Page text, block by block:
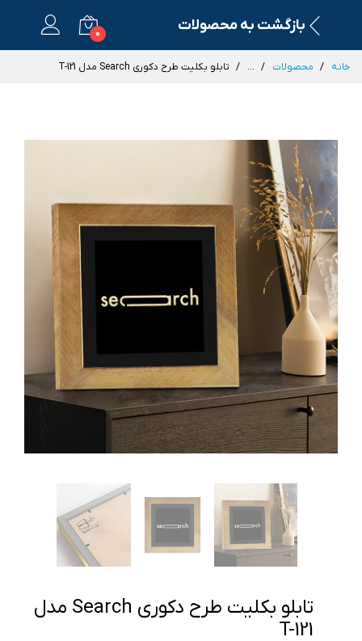
بازگشت به محصولات 0
خانه محصولات ... تابلو بکلیت طرح دکوری Search مدل T-121
تابلو بکلیت طرح دکوری Search مدل
T-121